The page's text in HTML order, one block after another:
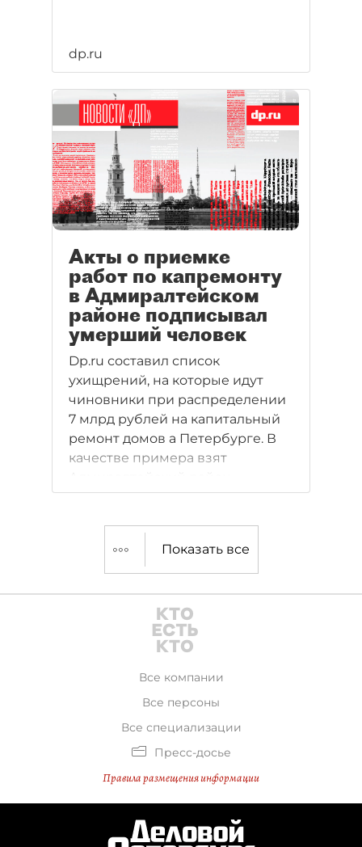
dp.ru
Акты о приемке
работ по капремонту
в Адмиралтейском
районе подписывал
умерший человек
Dp.ru составил список
ухищрений, на которые идут
чиновники при распределении
7 млрд рублей на капитальный
ремонт домов а Петербурге. В
качестве примера взят
Попытки сделать процесс
прозрачным пока не увенчались
успехом.
Показать все
Все компании
Все персоны
Все специализации
Пресс-досье
Правила размещения информации